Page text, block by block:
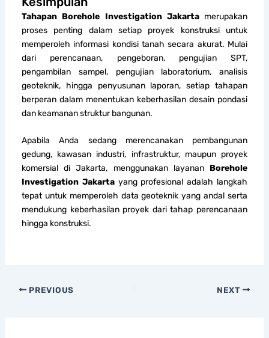
Tahapan Borehole Investigation Jakartamerupakan
proses penting dalam setiap proyek konstruksi untuk
memperoleh informasi kondisi tanah secara akurat. Mulai
dari perencanaan, pengeboran, pengujian SPT,
pengambilan sampel, pengujian laboratorium, analisis
geoteknik, hingga penyusunan laporan, setiap tahapan
berperan dalam menentukan keberhasilan desain pondasi
dan keamanan struktur bangunan.
Apabila Anda sedang merencanakan pembangunan
gedung, kawasan industri, infrastruktur, maupun proyek
komersial di Jakarta, menggunakan layanan Borehole
Investigation Jakartayang profesional adalah langkah
tepat untuk memperoleh data geoteknik yang andal serta
mendukung keberhasilan proyek dari tahap perencanaan
hingga konstruksi.
PREVIOUS NEXT